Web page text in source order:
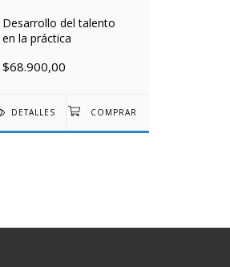
Desarrollo del talento
en la práctica
$68.900,00
DETALLES